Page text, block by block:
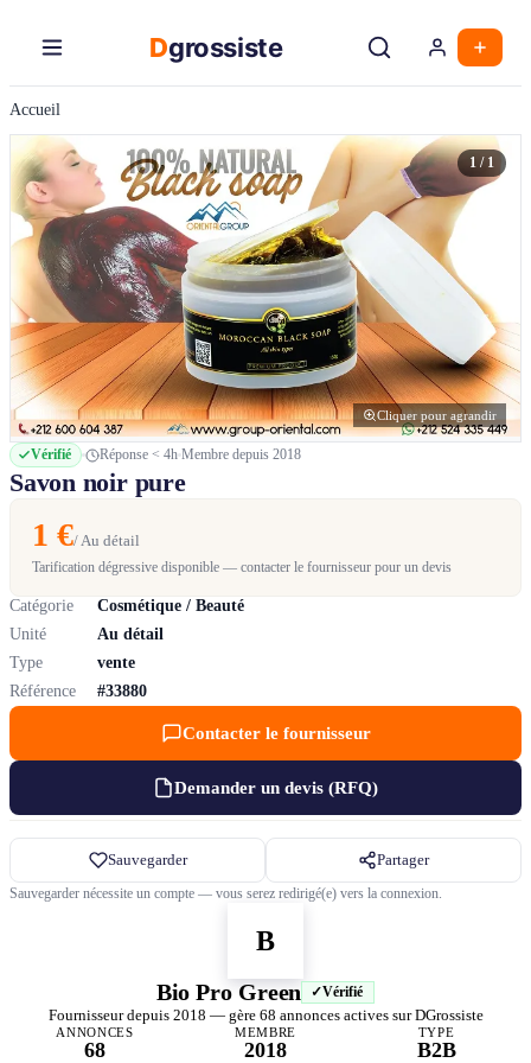
contenu
principal
Dgrossiste
Accueil
1 / 1
Cliquer pour agrandir
Vérifié Réponse < 4h Membre depuis 2018
Savon noir pure
1 €/ Au détail
Tarification dégressive disponible — contacter le fournisseur pour un devis
Catégorie
Cosmétique / Beauté
Unité
Au détail
Type
vente
Référence
#33880
Contacter le fournisseur
Demander un devis (RFQ)
Sauvegarder Partager
Sauvegarder nécessite un compte — vous serez redirigé(e) vers la connexion.
B
Bio Pro Green Vérifié
Fournisseur depuis 2018 — gère 68 annonces actives sur DGrossiste
ANNONCES
68
MEMBRE
2018
TYPE
B2B